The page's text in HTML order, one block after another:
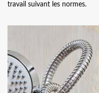
travail suivant les normes.